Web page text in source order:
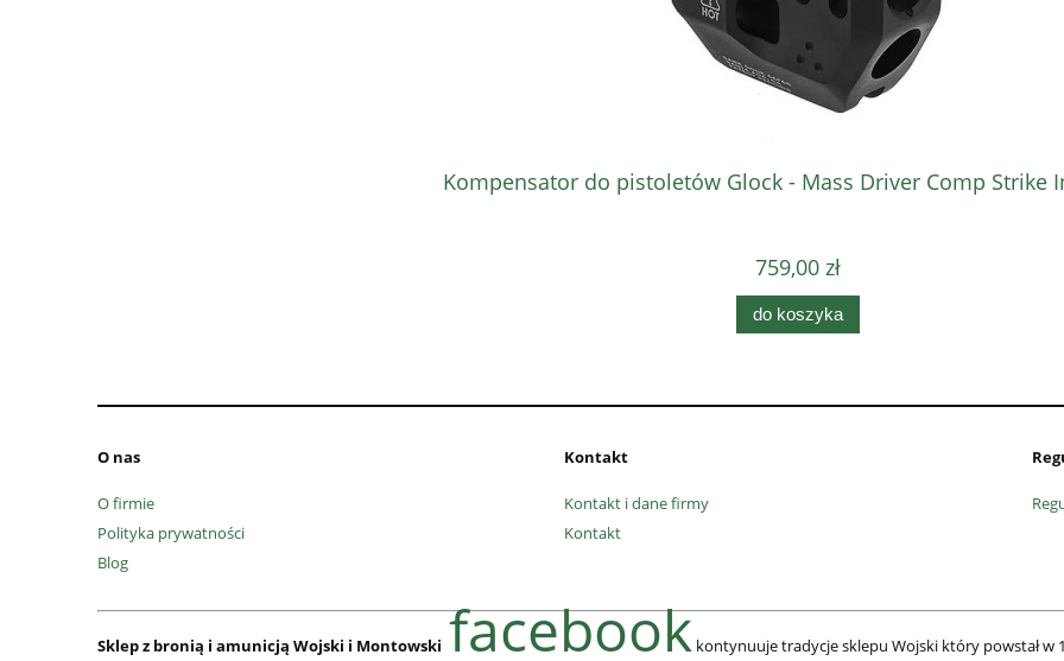
Kompensator do pistoletów Glock - Mass Driver Comp Strike
759,00 zł
do koszyka
O nas
O firmie
Polityka prywatności
Blog
Kontakt
Kontakt i dane firmy
Kontakt
Sklep z bronią i amunicją Wojski i Montowski facebook kontynuuje tradycje sklepu Wojski który powstał w